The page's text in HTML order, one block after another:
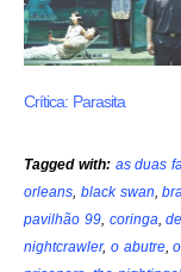
Crítica: Parasita
Tagged with: as duas
orleans black swan ,
pavilhão 99, coringa ,
nightcrawler, o abutre,